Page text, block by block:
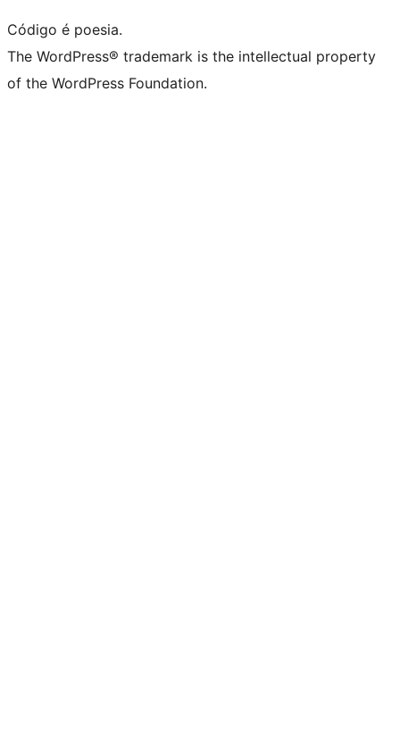
Código é poesia.
The WordPress® trademark is the intellectual property
of the WordPress Foundation.